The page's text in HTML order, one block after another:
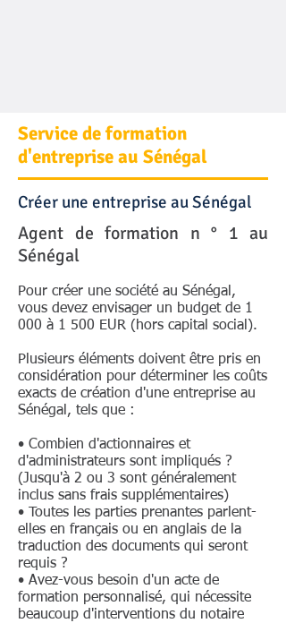
Service de formation
d'entreprise au Sénégal
Créer une entreprise au Sénégal
Agent de formation n ° 1 au
Sénégal
Pour créer une société au Sénégal,
vous devez envisager un budget de 1
000 à 1 500 EUR (hors capital social).
Plusieurs éléments doivent être pris en
considération pour déterminer les coûts
exacts de création d'une entreprise au
Sénégal, tels que :
• Combien d'actionnaires et
d'administrateurs sont impliqués ?
(Jusqu'à 2 ou 3 sont généralement
inclus sans frais supplémentaires)
• Toutes les parties prenantes parlent-
elles en français ou en anglais de la
traduction des documents qui seront
requis ?
• Avez-vous besoin d'un acte de
formation personnalisé, qui nécessite
beaucoup d'interventions du notaire